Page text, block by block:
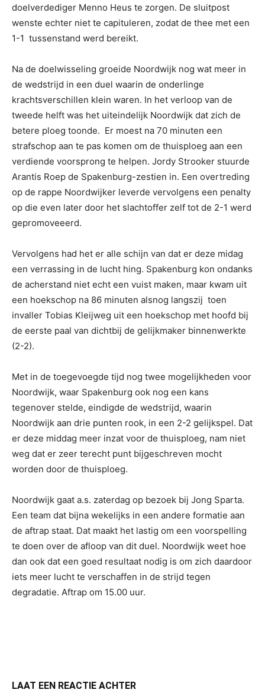
doelverdediger Menno Heus te zorgen. De sluitpost
wenste echter niet te capituleren, zodat de thee met een
1-1 tussenstand werd bereikt.
Na de doelwisseling groeide Noordwijk nog wat meer in
de wedstrijd in een duel waarin de onderlinge
krachtsverschillen klein waren. In het verloop van de
tweede helft was het uiteindelijk Noordwijk dat zich de
betere ploeg toonde. Er moest na 70 minuten een
strafschop aan te pas komen om de thuisploeg aan een
verdiende voorsprong te helpen. Jordy Strooker stuurde
Arantis Roep de Spakenburg-zestien in. Een overtreding
op de rappe Noordwijker leverde vervolgens een penalty
op die even later door het slachtoffer zelf tot de 2-1 werd
gepromoveeerd.
Vervolgens had het er alle schijn van dat er deze midag
een verrassing in de lucht hing. Spakenburg kon ondanks
de acherstand niet echt een vuist maken, maar kwam uit
een hoekschop na 86 minuten alsnog langszij toen
invaller Tobias Kleijweg uit een hoekschop met hoofd bij
de eerste paal van dichtbij de gelijkmaker binnenwerkte
(2-2).
Met in de toegevoegde tijd nog twee mogelijkheden voor
Noordwijk, waar Spakenburg ook nog een kans
tegenover stelde, eindigde de wedstrijd, waarin
Noordwijk aan drie punten rook, in een 2-2 gelijkspel. Dat
er deze middag meer inzat voor de thuisploeg, nam niet
weg dat er zeer terecht punt bijgeschreven mocht
worden door de thuisploeg.
Noordwijk gaat a.s. zaterdag op bezoek bij Jong Sparta.
Een team dat bijna wekelijks in een andere formatie aan
de aftrap staat. Dat maakt het lastig om een voorspelling
te doen over de afloop van dit duel. Noordwijk weet hoe
dan ook dat een goed resultaat nodig is om zich daardoor
iets meer lucht te verschaffen in de strijd tegen
degradatie. Aftrap om 15.00 uur.
LAAT EEN REACTIE ACHTER